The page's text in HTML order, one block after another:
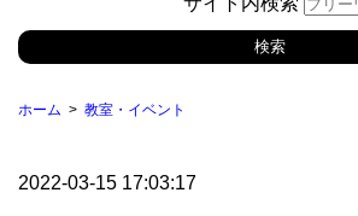
ホーム 教室・イベント
2022-03-15 17:03:17